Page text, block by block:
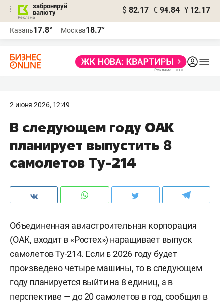
забронируй
валюту
$ 82.17 € 94.84 ¥ 12.17
Казань17.8° Москва18.7°
2 июня 2026, 12:49
В следующем году ОАК
планирует выпустить 8
самолетов Ту-214
Объединенная авиастроительная корпорация
(ОАК, входит в «Ростех») наращивает выпуск
самолетов Ту-214. Если в 2026 году будет
произведено четыре машины, то в следующем
году планируется выйти на 8 единиц, а в
перспективе — до 20 самолетов в год, сообщил в